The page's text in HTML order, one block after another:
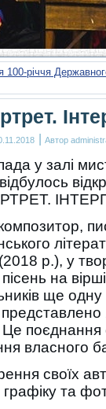
100-річчя
| Автор
у залі
р.), у
на
ще одну
поєднання
власного
своїх
та